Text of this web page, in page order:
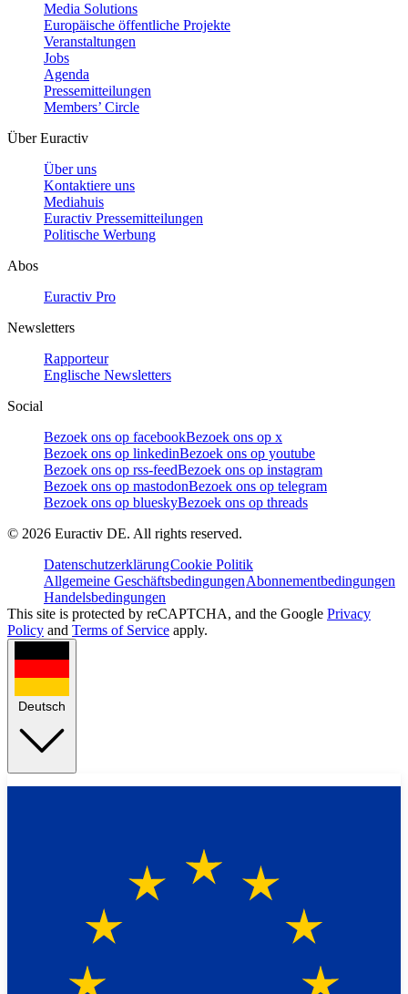
Media Solutions
Europäische öffentliche Projekte
Veranstaltungen
Jobs
Agenda
Pressemitteilungen
Members’ Circle
Über Euractiv
Über uns
Kontaktiere uns
Mediahuis
Euractiv Pressemitteilungen
Politische Werbung
Abos
Euractiv Pro
Newsletters
Rapporteur
Englische Newsletters
Social
Bezoek ons op facebookBezoek ons op x
Bezoek ons op linkedinBezoek ons op youtube
Bezoek ons op rss-feedBezoek ons op instagram
Bezoek ons op mastodonBezoek ons op telegram
Bezoek ons op blueskyBezoek ons op threads
© 2026 Euractiv DE. All rights reserved.
DatenschutzerklärungCookie Politik
Allgemeine GeschäftsbedingungenAbonnementbedingungen
Handelsbedingungen
This site is protected by reCAPTCHA, and the Google Privacy
Policy and Terms of Service apply.
Deutsch